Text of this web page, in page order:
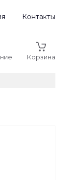
Контакты
Корзина